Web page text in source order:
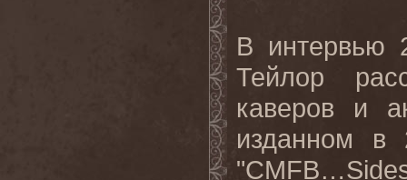
В интервью
Тейлор
каверов и
изданном
"CMFB…